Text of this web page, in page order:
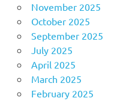
November 2025
October 2025
September 2025
July 2025
April 2025
March 2025
February 2025